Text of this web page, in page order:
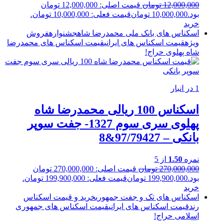
12,000,000 تومان
قیمت اصلی: 12,000,000 تومان
بود.10,000,000 تومانقیمت فعلی: 10,000,000 تومان.
خرید
اسکناس های بانک ملی محمدرضا شاهجشنوارهفروش
ویژهقیمت اسکناس های ایرانیقیمت اسکناس های محمدرضا
شاه پهلوی حراج!
1 در انبار
اسکناس 100 ریالی محمدرضا شاه
پهلوی سری سوم 1327- جفت سوپر
بانکی – 97/79427&8
نمره 1.50 از 5
270,000,000 تومان
قیمت اصلی: 270,000,000 تومان
بود.199,900,000 تومانقیمت فعلی: 199,900,000 تومان.
خرید
اسکناس های تک و جفت جمهوریخرید و قیمت اسکناس
رندقیمت اسکناس های ایرانیقیمت اسکناس های جمهوری
اسلامی حراج!